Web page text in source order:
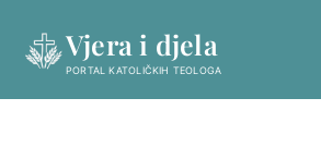
content
Vjera i djela
PORTAL KATOLIČKIH TEOLOGA